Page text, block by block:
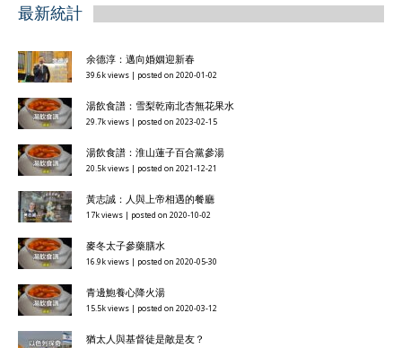
最新統計
余德淳：邁向婚姻迎新春
39.6k views | posted on 2020-01-02
湯飲食譜：雪梨乾南北杏無花果水
29.7k views | posted on 2023-02-15
湯飲食譜：淮山蓮子百合黨參湯
20.5k views | posted on 2021-12-21
黃志誠：人與上帝相遇的餐廳
17k views | posted on 2020-10-02
麥冬太子參藥膳水
16.9k views | posted on 2020-05-30
青邊鮑養心降火湯
15.5k views | posted on 2020-03-12
猶太人與基督徒是敵是友？